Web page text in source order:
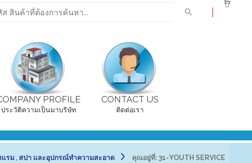
0
PROFILE
ประวัติความเป็นมาบริษัท
CONTACT US
ติดต่อเรา
แรม , สปา และอุปกรณ์ทำความสะอาด
คุณอยู่ที่: 31-YOUTH SERVICE